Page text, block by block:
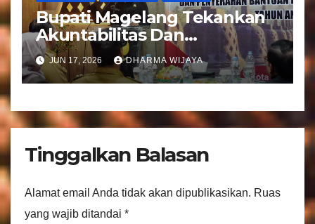
Bupati Magelang Tekankan
Akuntabilitas Dan
Tranparansi Pengelolaan
Bantuan Keuangan Parpol
JUN 17, 2026 DHARMA WIJAYA
Tinggalkan Balasan
Alamat email Anda tidak akan dipublikasikan. Ruas
yang wajib ditandai *